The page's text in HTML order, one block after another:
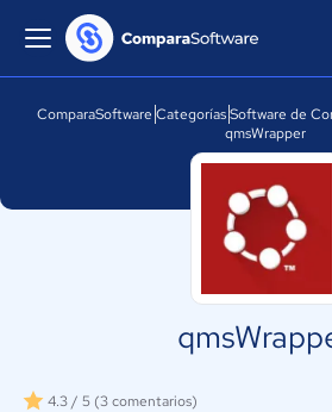
ComparaSoftware CategoríasSoftware de
qmsWrapper
4.3 / 5 (3 comentarios)